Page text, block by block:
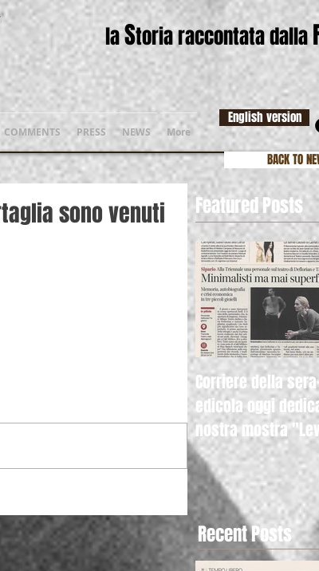
laStoria raccontata dalla
COMMENTS PRESS NEWS More
English version
BACK TO
sono venuti
Featured Posts
Corriere della
edicola oggi
nostra mostra
Americ
Recent Posts